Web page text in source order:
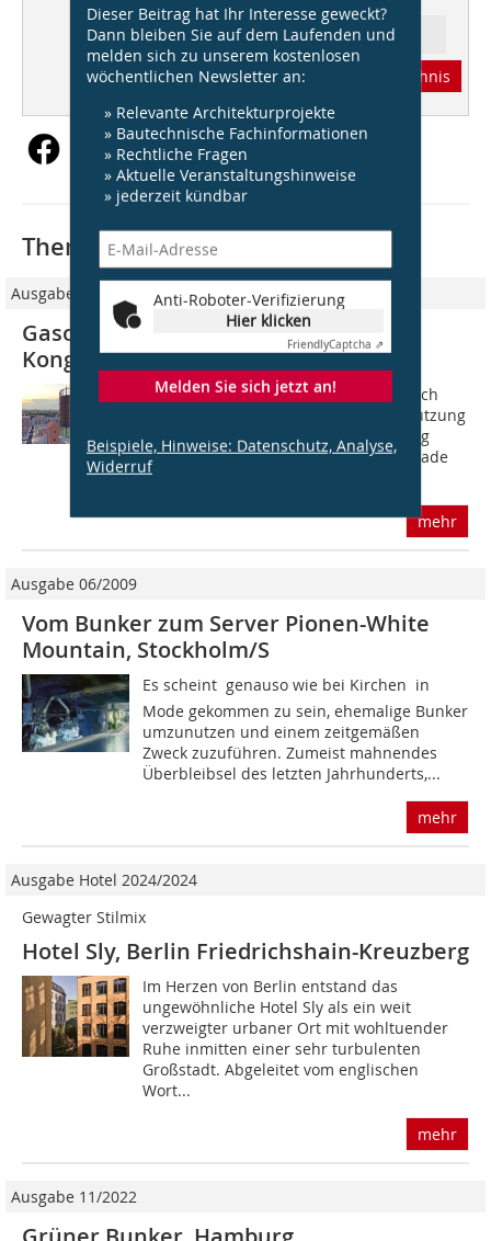
Ressort: Architektur
Abonnement Inhaltsverzeichnis
Dieser Beitrag hat Ihr Interesse geweckt?
Dann bleiben Sie auf dem Laufenden und
melden sich zu unserem kostenlosen
wöchentlichen Newsletter an:
» Relevante Architekturprojekte
» Bautechnische Fachinformationen
» Rechtliche Fragen
» Aktuelle Veranstaltungshinweise
» jederzeit kündbar
Anti-Roboter-Verifizierung
Hier klicken
FriendlyCaptcha ⇗
Melden Sie sich jetzt an!
Beispiele, Hinweise: Datenschutz, Analyse,
Widerruf
Thematisch passende Artikel:
Ausgabe 03/2021
Gasometer Schöneberg wird
Kongresszentrum
Während in Berlin-Lichterfelde ein noch
junges Denkmal nach seiner Weiternutzung
sucht (s. hier S. 8), ist die Nachnutzung
eines anderen Denkmals in Berlin gerade
mit Denkmalamt und Denkmalrat...
mehr
Ausgabe 06/2009
Vom Bunker zum Server Pionen-White
Mountain, Stockholm/S
Es scheint  genauso wie bei Kirchen  in
Mode gekommen zu sein, ehemalige Bunker
umzunutzen und einem zeitgemäßen
Zweck zu­zuführen. Zumeist mahnendes
Überbleibsel des letzten Jahrhunderts,...
mehr
Ausgabe Hotel 2024/2024
Gewagter Stilmix
Hotel Sly, Berlin Friedrichshain-Kreuzberg
Im Herzen von Berlin entstand das
ungewöhnliche Hotel Sly als ein weit
verzweigter urbaner Ort mit wohltuender
Ruhe inmitten einer sehr turbulenten
Großstadt. Abgeleitet vom englischen
Wort...
mehr
Ausgabe 11/2022